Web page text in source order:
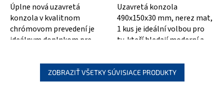
Úplne nová uzavretá
konzola v kvalitnom
chrómovom prevedení je
ideálnym doplnkom pre
rozmermi 490x150x25 mm
Uzavretá konzola
490x150x30 mm, nerez mat,
1 kus je ideální volbou pro
ty, kteří hledají moderní a
svého...
ZOBRAZIŤ VŠETKY SÚVISIACE PRODUKTY